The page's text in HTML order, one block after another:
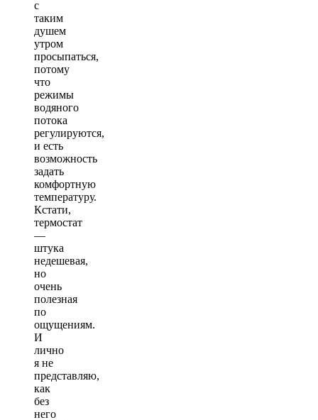
с
таким
душем
утром
просыпаться,
потому
что
режимы
водяного
потока
регулируются,
и есть
возможность
задать
комфортную
температуру.
Кстати,
термостат
—
штука
недешевая,
но
очень
полезная
по
ощущениям.
И
лично
я не
представляю,
как
без
него